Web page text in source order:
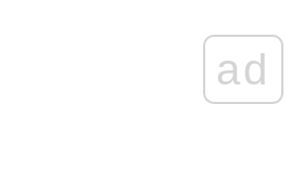
ad